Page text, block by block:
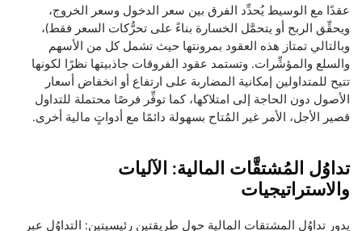
عقدًا مع الوسيط يُحدِّد الفرق بين سعر الدخول وسعر الخروج،
ويحقِّق الربح أو يتحمَّل الخسارة بناءً على تحرُّكات السعر فقط)،
وبالتالي تمتاز هذه العقود بمرونتها حيث تشمل كل من الأسهم
والسلع والمؤشِّرات. وتستمد عقود الفروقات جاذبيتها نظرًا لكونها
تتيح للمتداولين إمكانية المضاربة على ارتفاع أو انخفاض أسعار
الأصول دون الحاجة إلى امتلاكها، كما توفِّر فرصًا محتملة للتداول
قصير الأجل، الأمر غير المُتاح بسهولة دائمًا مع أدواتٍ مالية أخرى.
تداوُل المُشتقَّات المالية: الآليات
والاستراتيجيات
يدور تداوُل المشتقات المالية حول طريقتين رئيسيتين: التداوُل عبر